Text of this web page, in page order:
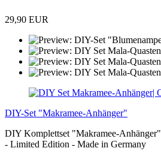
29,90 EUR
DIY-Set "Makramee-Anhänger"
DIY Komplettset "Makramee-Anhänger"
- Limited Edition - Made in Germany